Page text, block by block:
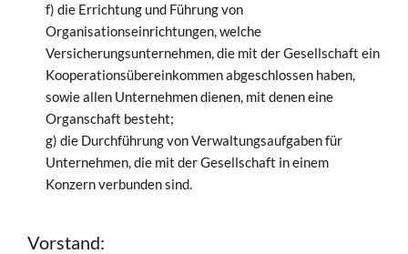
f) die Errichtung und Führung von
Organisationseinrichtungen, welche
Versicherungsunternehmen, die mit der Gesellschaft ein
Kooperationsübereinkommen abgeschlossen haben,
sowie allen Unternehmen dienen, mit denen eine
Organschaft besteht;
g) die Durchführung von Verwaltungsaufgaben für
Unternehmen, die mit der Gesellschaft in einem
Konzern verbunden sind.
Vorstand: